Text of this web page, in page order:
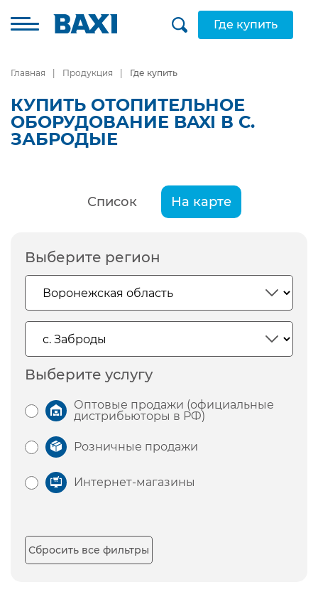
Где купить
Главная Продукция Где купить
КУПИТЬ ОТОПИТЕЛЬНОЕ
ОБОРУДОВАНИЕ BAXI В С.
ЗАБРОДЫЕ
Список На карте
Выберите регион
Выберите услугу
Оптовые продажи (официальные
дистрибьюторы в РФ)
Розничные продажи
Интернет-магазины
Сбросить все фильтры